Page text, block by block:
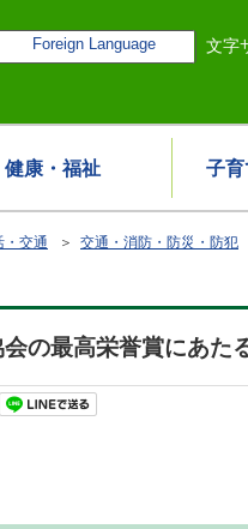
Foreign Language 文字
健康・福祉 子
・交通 ＞ 交通・消防・防災・防犯
の最高栄誉賞にあた